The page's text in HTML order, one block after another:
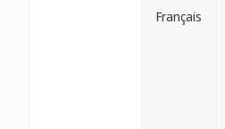
Français